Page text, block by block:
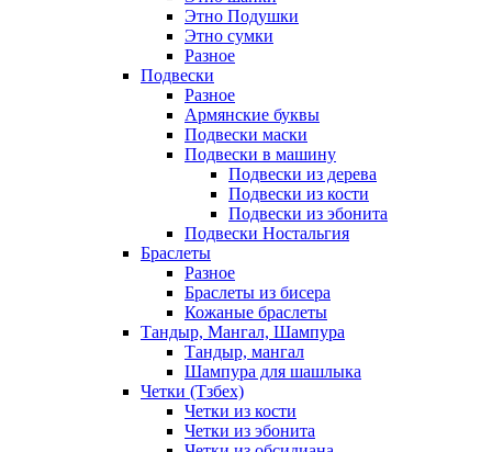
Этно Подушки
Этно сумки
Разное
Подвески
Разное
Армянские буквы
Подвески маски
Подвески в машину
Подвески из дерева
Подвески из кости
Подвески из эбонита
Подвески Ностальгия
Браслеты
Разное
Браслеты из бисера
Кожаные браслеты
Тандыр, Мангал, Шампура
Тандыр, мангал
Шампура для шашлыка
Четки (Тзбех)
Четки из кости
Четки из эбонита